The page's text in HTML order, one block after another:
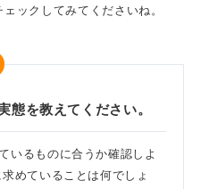
ックしてみてくださいね。
態を教えてください。
いるものに合うか確認しよ
めていることは何でしょ